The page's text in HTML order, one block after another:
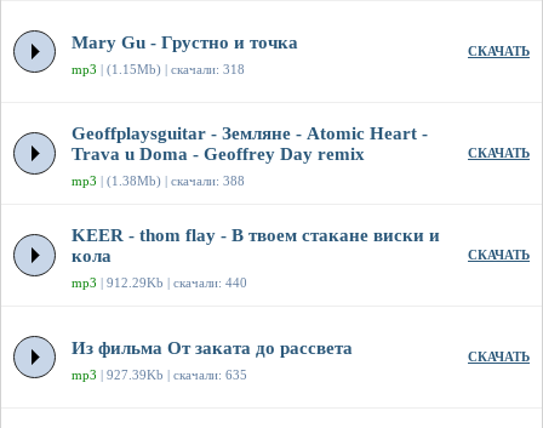
Mary Gu - Грустно и точка
mp3 | (1.15Mb) | скачали: 318
СКАЧАТЬ
Geoffplaysguitar - Земляне - Atomic Heart -
Trava u Doma - Geoffrey Day remix
mp3 | (1.38Mb) | скачали: 388
СКАЧАТЬ
KEER - thom flay - В твоем стакане виски и
кола
mp3 | 912.29Kb | скачали: 440
СКАЧАТЬ
Из фильма От заката до рассвета
mp3 | 927.39Kb | скачали: 635
СКАЧАТЬ